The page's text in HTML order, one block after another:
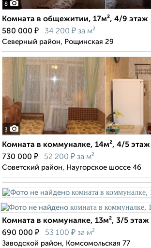
8
Комната в общежитии, 17м², 4/9 этаж
580 000 ₽ 34 200 ₽ за м²
Северный район, Рощинская 29
3
Комната в коммуналке, 14м², 4/5 этаж
730 000 ₽ 52 200 ₽ за м²
Советский район, Наугорское шоссе 46
Комната в коммуналке, 13м², 3/5 этаж
690 000 ₽ 53 100 ₽ за м²
Заводской район, Комсомольская 77